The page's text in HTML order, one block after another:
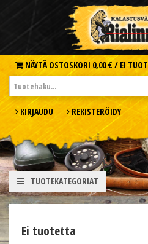
NÄYTÄ OSTOSKORI 0,00 € / EI
KIRJAUDU REKISTERÖIDY
TUOTEKATEGORIAT
Ei tuotetta